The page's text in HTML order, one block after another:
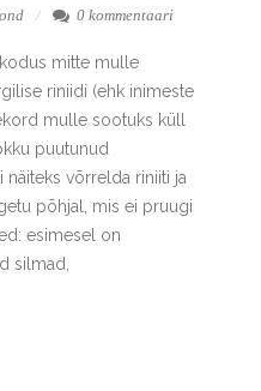
0 kommentaari
kodus mitte mulle
riniidi (ehk inimeste
mulle sootuks küll
puutunud
võrrelda riniiti ja
põhjal, mis ei pruugi
esimesel on
silmad,